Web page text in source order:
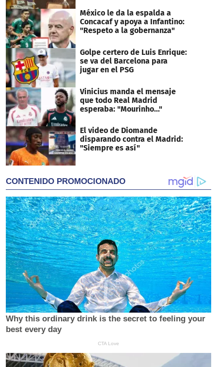
México le da la espalda a
Concacaf y apoya a Infantino:
"Respeto a la gobernanza"
Golpe certero de Luis Enrique:
se va del Barcelona para
jugar en el PSG
Vinicius manda el mensaje
que todo Real Madrid
esperaba: "Mourinho..."
El video de Diomande
disparando contra el Madrid:
"Siempre es así"